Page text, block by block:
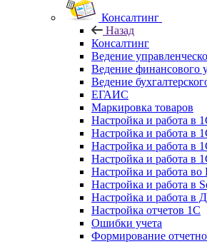
Консалтинг
Назад
Консалтинг
Ведение
Ведение финансового
Ведение
ЕГАИС
Маркировка товаров
Настройка и работа в
Настройка и работа в
Настройка и работа в
Настройка и работа в
Настройка и работа во
Настройка и работа в
Настройка и работа
Настройка отчетов 1С
Ошибки учета
Формирование